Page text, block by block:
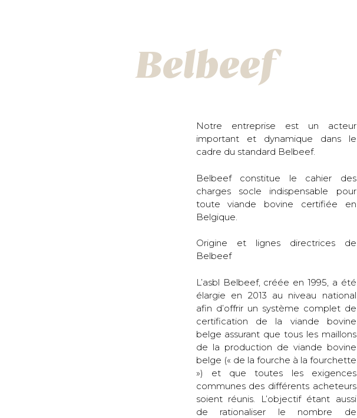
Belbeef
Notre entreprise est un acteur
important et dynamique dans le
cadre du standard Belbeef.
Belbeef constitue le cahier des
charges socle indispensable pour
toute viande bovine certifiée en
Belgique.
Origine et lignes directrices de
Belbeef
L’asbl Belbeef, créée en 1995, a été
élargie en 2013 au niveau national
afin d’offrir un système complet de
certification de la viande bovine
belge assurant que tous les maillons
de la production de viande bovine
belge (« de la fourche à la fourchette
») et que toutes les exigences
communes des différents acheteurs
soient réunis. L’objectif étant aussi
de rationaliser le nombre de